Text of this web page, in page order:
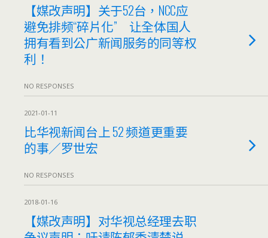
【媒改声明】关于52台，NCC应
避免排频“碎片化” 让全体国人
拥有看到公广新闻服务的同等权
利！
NO RESPONSES
2021-01-11
比华视新闻台上 52 频道更重要
的事／罗世宏
NO RESPONSES
2018-01-16
【媒改声明】对华视总经理去职